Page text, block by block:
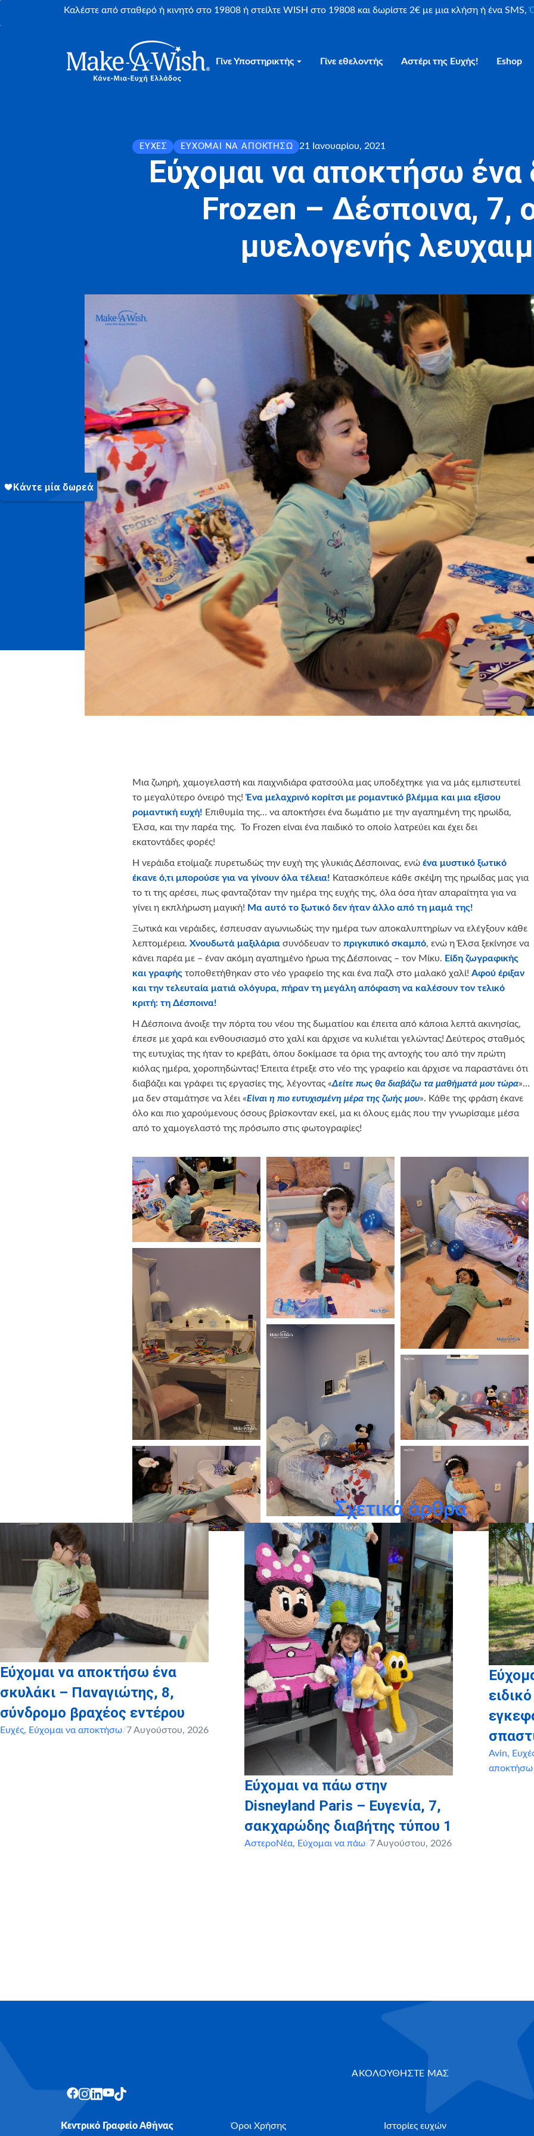
Καλέστε από σταθερό ή κινητό στο 19808 ή στείλτε WISH στο 19808 και δωρίστε 2€ με μια κλήση ή ένα SMS,
Γίνε Υποστηρικτής Γίνε εθελοντής Αστέρι της Ευχής! Eshop
ΕΥΧΈΣ ΕΎΧΟΜΑΙ ΝΑ ΑΠΟΚΤΉΣΩ 21 Ιανουαρίου, 2021
Εύχομαι να αποκτήσω ένα
Frozen – Δέσποινα, 7,
μυελογενής
Μια ζωηρή, χαμογελαστή και παιχνιδιάρα φατσούλα μας υποδέχτηκε για να μάς εμπιστευτεί
το μεγαλύτερο όνειρό της! Ένα μελαχρινό κορίτσι με ρομαντικό βλέμμα και μια εξίσου
ρομαντική ευχή! Επιθυμία της… να αποκτήσει ένα δωμάτιο με την αγαπημένη της ηρωίδα,
Έλσα, και την παρέα της. Το Frozen είναι ένα παιδικό το οποίο λατρεύει και έχει δει
εκατοντάδες φορές!
Η νεράιδα ετοίμαζε πυρετωδώς την ευχή της γλυκιάς Δέσποινας, ενώ ένα μυστικό ξωτικό
έκανε ό,τι μπορούσε για να γίνουν όλα τέλεια! Κατασκόπευε κάθε σκέψη της ηρωίδας μας για
το τι της αρέσει, πως φανταζόταν την ημέρα της ευχής της, όλα όσα ήταν απαραίτητα για να
γίνει η εκπλήρωση μαγική! Μα αυτό το ξωτικό δεν ήταν άλλο από τη μαμά της!
Ξωτικά και νεράιδες, έσπευσαν αγωνιωδώς την ημέρα των αποκαλυπτηρίων να ελέγξουν κάθε
λεπτομέρεια. Χνουδωτά μαξιλάρια συνόδευαν το πριγκιπικό σκαμπό, ενώ η Έλσα ξεκίνησε να
κάνει παρέα με – έναν ακόμη αγαπημένο ήρωα της Δέσποινας – τον Μίκυ. Είδη ζωγραφικής
και γραφής τοποθετήθηκαν στο νέο γραφείο της και ένα παζλ στο μαλακό χαλί! Αφού έριξαν
και την τελευταία ματιά ολόγυρα, πήραν τη μεγάλη απόφαση να καλέσουν τον τελικό
κριτή: τη Δέσποινα!
Η Δέσποινα άνοιξε την πόρτα του νέου της δωματίου και έπειτα από κάποια λεπτά ακινησίας,
έπεσε με χαρά και ενθουσιασμό στο χαλί και άρχισε να κυλιέται γελώντας! Δεύτερος σταθμός
της ευτυχίας της ήταν το κρεβάτι, όπου δοκίμασε τα όρια της αντοχής του από την πρώτη
κιόλας ημέρα, χοροπηδώντας! Έπειτα έτρεξε στο νέο της γραφείο και άρχισε να παραστάνει ότι
διαβάζει και γράφει τις εργασίες της, λέγοντας «Δείτε πως θα διαβάζω τα μαθήματά μου τώρα»…
μα δεν σταμάτησε να λέει «Είναι η πιο ευτυχισμένη μέρα της ζωής μου». Κάθε της φράση έκανε
όλο και πιο χαρούμενους όσους βρίσκονταν εκεί, μα κι όλους εμάς που την γνωρίσαμε μέσα
από το χαμογελαστό της πρόσωπο στις φωτογραφίες!
Σχετικά άρθρα
Εύχομαι να αποκτήσω ένα
σκυλάκι – Παναγιώτης, 8,
σύνδρομο βραχέος εντέρου
Ευχές, Εύχομαι να αποκτήσω/7 Αυγούστου, 2026
Εύχομαι να πάω στην
Disneyland Paris – Ευγενία, 7,
σακχαρώδης διαβήτης τύπου 1
ΑστεροΝέα, Εύχομαι να πάω/7 Αυγούστου, 2026
Avin,
αποκτήσω
ΑΚΟΛΟΥΘΗΣΤΕ ΜΑΣ
Κεντρικό Γραφείο Αθήνας Όροι Χρήσης Ιστορίες ευχών